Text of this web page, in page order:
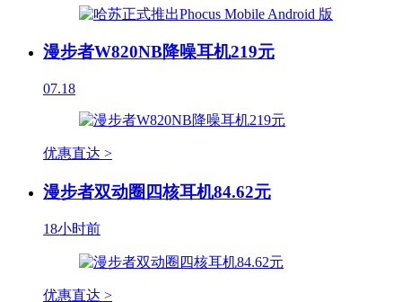
漫步者W820NB降噪耳机219元
07.18
优惠直达 >
漫步者双动圈四核耳机84.62元
18小时前
优惠直达 >